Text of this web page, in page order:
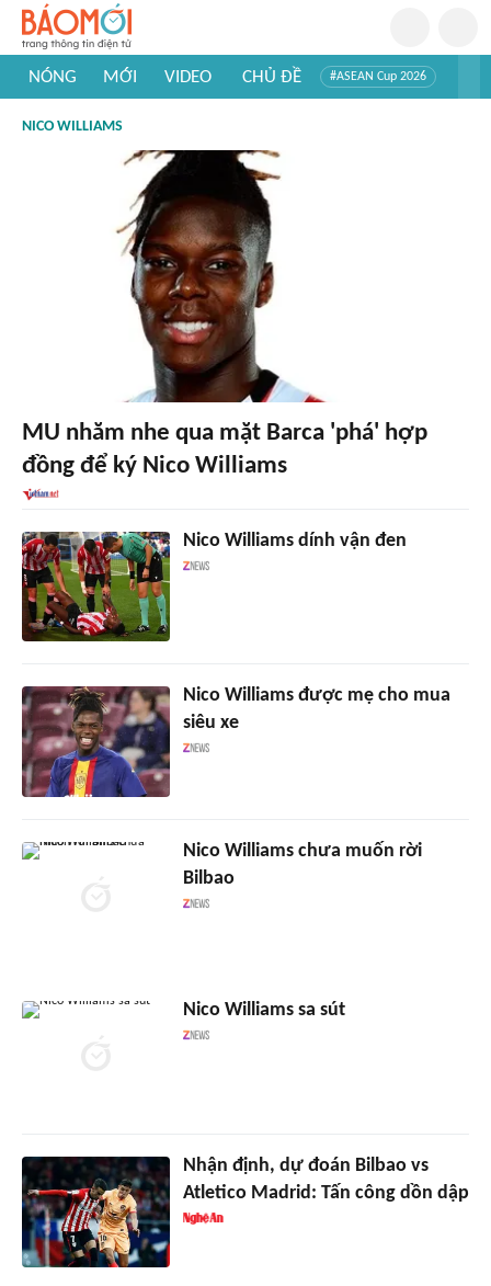
NÓNG MỚI VIDEO CHỦ ĐỀ #ASEAN Cup 2026
#Khám phá thế giới
NICO WILLIAMS
MU nhăm nhe qua mặt Barca 'phá' hợp
đồng để ký Nico Williams
Nico Williams dính vận đen
Nico Williams được mẹ cho mua
siêu xe
Nico Williams chưa muốn rời
Bilbao
Nico Williams sa sút
Nhận định, dự đoán Bilbao vs
Atletico Madrid: Tấn công dồn dập